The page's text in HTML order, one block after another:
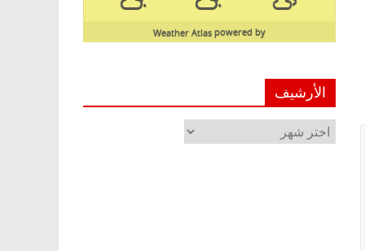
powered by
Weather Atlas
الأرشيف
الأرشيف